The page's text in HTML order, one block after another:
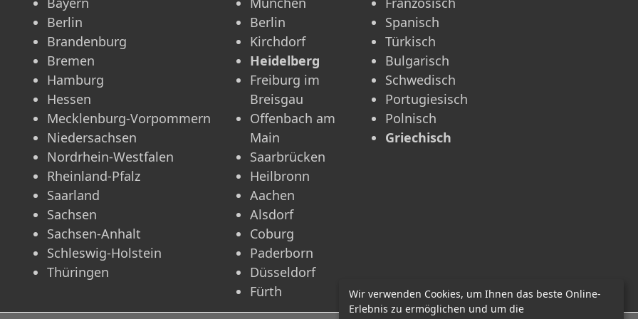
Berlin
Brandenburg
Bremen
Hamburg
Hessen
Mecklenburg-Vorpommern
Niedersachsen
Nordrhein-Westfalen
Rheinland-Pfalz
Saarland
Sachsen
Sachsen-Anhalt
Schleswig-Holstein
Thüringen
Berlin
Kirchdorf
Heidelberg
Freiburg im
Breisgau
Offenbach am
Main
Saarbrücken
Heilbronn
Aachen
Alsdorf
Coburg
Paderborn
Düsseldorf
Fürth
Spanisch
Türkisch
Bulgarisch
Schwedisch
Portugiesisch
Polnisch
Griechisch
Wir verwenden Cookies, um Ihnen das beste Online-
Erlebnis zu ermöglichen und um die